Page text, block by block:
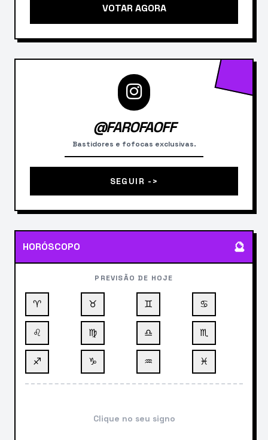
VOTAR AGORA
@FAROFAOFF
Bastidores e fofocas exclusivas.
SEGUIR ->
HORÓSCOPO 🔮
PREVISÃO DE HOJE
♈ ♉ ♊ ♋
♌ ♍ ♎ ♏
♐ ♑ ♒ ♓
Clique no seu signo